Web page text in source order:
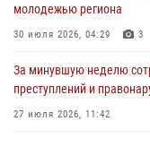
молодежью региона
30 июля 2026, 04:29 3
За минувшую неделю
преступлений и
27 июля 2026, 11:42